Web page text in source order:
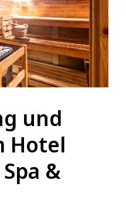
und
Hotel
&